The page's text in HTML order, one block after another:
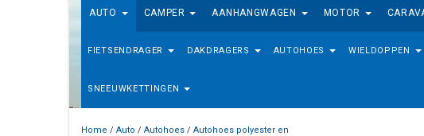
AUTO
FIETSENDRAGER DAKDRAGERS AUTOHOES WIELDOPPEN
SNEEUWKETTINGEN
CAMPER AANHANGWAGEN MOTOR
Home / Auto / Autohoes / Autohoes polyester en